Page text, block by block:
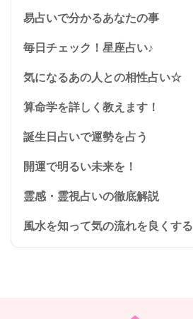
易占いで分かるあなたの事
毎日チェック！星座占い♪
気になるあの人との相性占い☆
算命学を詳しく教えます！
誕生日占いで運勢を占う
開運で明るい未来を！
霊感・霊視占いの徹底解説
風水を知って気の流れを良くする